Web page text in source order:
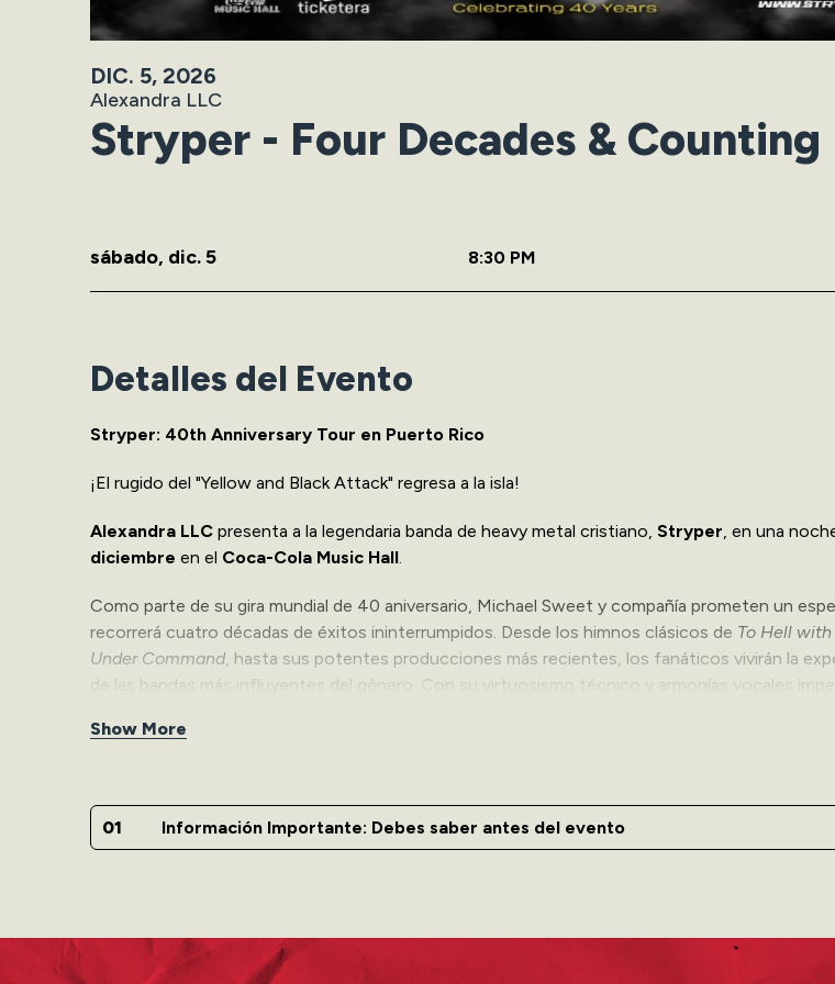
DIC. 5, 2026
Alexandra LLC
Stryper - Four Decades & Counting
sábado, dic.5 8:30 PM
Detalles del Evento
Stryper: 40th Anniversary Tour en Puerto Rico
¡El rugido del "Yellow and Black Attack" regresa a la isla!
Alexandra LLC presenta a la legendaria banda de heavy metal cristiano, Stryper, en una
diciembre en el Coca-Cola Music Hall.
Como parte de su gira mundial de 40 aniversario, Michael Sweet y compañía prometen un
recorrerá cuatro décadas de éxitos ininterrumpidos. Desde los himnos clásicos de To Hell
Under Command, hasta sus potentes producciones más recientes, los fanáticos vivirán la
de las bandas más influyentes del género. Con su virtuosismo técnico y armonías vocales
Para encender los motores de la noche, contaremos con la participación especial de la banda
traerán toda la fuerza de su repertorio para preparar el escenario en lo que promete ser el
Para asistencia con la compra de boletos en el área ADA, favor de comunicarse con el Coca-
Show More
Información Importante: Debes saber antes del evento